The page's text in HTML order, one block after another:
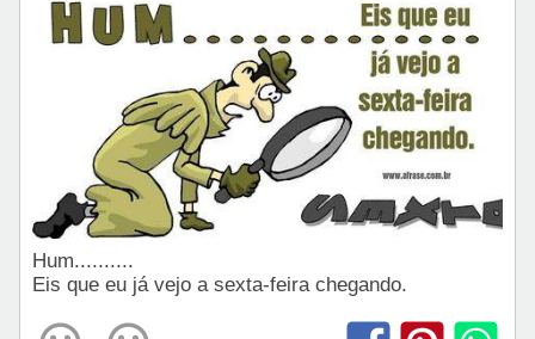
Hum..........
Eis que eu já vejo a sexta-feira chegando.